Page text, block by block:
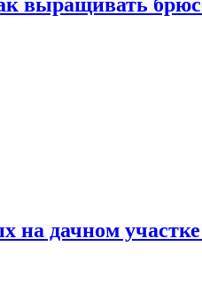
выращивать
на дачном